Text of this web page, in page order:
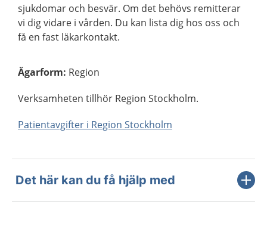
sjukdomar och besvär. Om det behövs remitterar
vi dig vidare i vården. Du kan lista dig hos oss och
få en fast läkarkontakt.
Ägarform: Region
Verksamheten tillhör Region Stockholm.
Patientavgifter i Region Stockholm
Det här kan du få hjälp med